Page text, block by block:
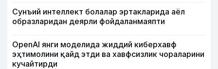
Сунъий интеллект болалар эртакларида аёл
образларидан деярли фойдаланмаяпти
OpenAI янги моделида жиддий киберхавф
эҳтимолини қайд этди ва хавфсизлик чораларини
кучайтирди